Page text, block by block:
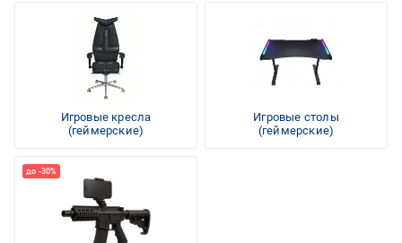
Игровые кресла
(геймерские)
Игровые столы
(геймерские)